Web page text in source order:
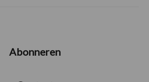
Abonneren